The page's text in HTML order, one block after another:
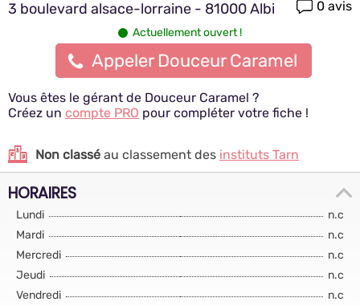
3 boulevard alsace-lorraine - 81000 Albi
0 avis
Actuellement ouvert !
Appeler Douceur Caramel
Vous êtes le gérant de Douceur Caramel ?
Créez un compte PRO pour compléter votre fiche !
Non classé au classement des instituts Tarn
HORAIRES
Lundi
n.c
Mardi
n.c
Mercredi
n.c
Jeudi
n.c
Vendredi
n.c